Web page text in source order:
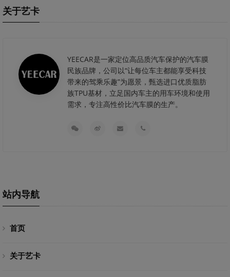
关于艺卡
YEECAR是一家定位高品质汽车保护的汽车膜
民族品牌，公司以“让每位车主都能享受科技
带来的驾乘乐趣”为愿景，甄选进口优质脂肪
族TPU基材，立足国内车主的用车环境和使用
需求，专注高性价比汽车膜的生产。
站内导航
首页
关于艺卡